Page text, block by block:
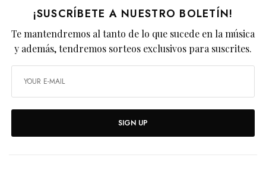
¡SUSCRÍBETE A NUESTRO BOLETÍN!
Te mantendremos al tanto de lo que sucede en la música
y además, tendremos sorteos exclusivos para suscrites.
SIGN UP